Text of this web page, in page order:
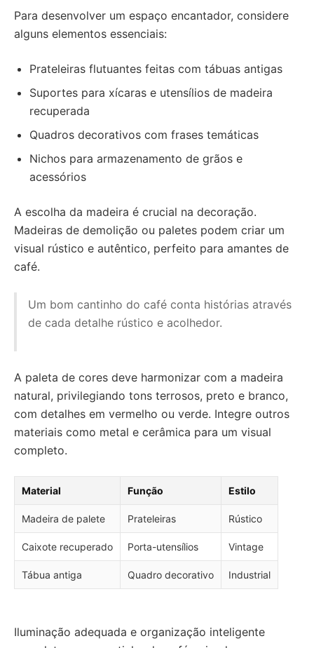
Para desenvolver um espaço encantador, considere
alguns elementos essenciais:
Prateleiras flutuantes feitas com tábuas antigas
Suportes para xícaras e utensílios de madeira
recuperada
Quadros decorativos com frases temáticas
Nichos para armazenamento de grãos e
acessórios
A escolha da madeira é crucial na decoração.
Madeiras de demolição ou paletes podem criar um
visual rústico e autêntico, perfeito para amantes de
café.
Um bom cantinho do café conta histórias através
de cada detalhe rústico e acolhedor.
A paleta de cores deve harmonizar com a madeira
natural, privilegiando tons terrosos, preto e branco,
com detalhes em vermelho ou verde. Integre outros
materiais como metal e cerâmica para um visual
completo.
Material Função Estilo
Madeira de palete Prateleiras Rústico
Caixote recuperado Porta-utensílios Vintage
Tábua antiga Quadro decorativo Industrial
Iluminação adequada e organização inteligente